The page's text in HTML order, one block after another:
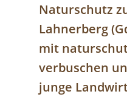
Naturschutz
Lahnerberg
mit
verbuschen
junge